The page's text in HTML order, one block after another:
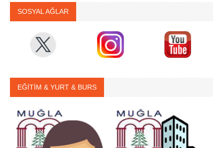
SOSYAL AĞLAR
EĞİTİM & YURT & BURS